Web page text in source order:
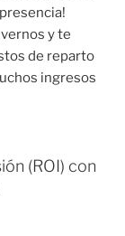
y te
de reparto
ingresos
(ROI) con